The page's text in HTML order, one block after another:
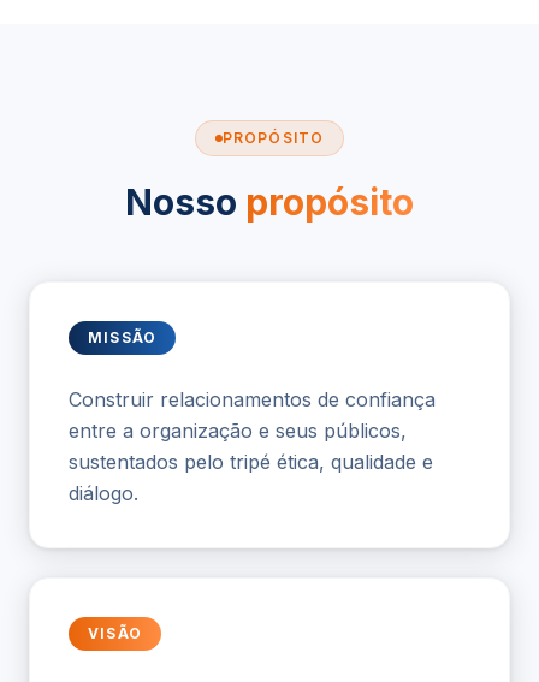
PROPÓSITO
Nosso propósito
MISSÃO
Construir relacionamentos de confiança
entre a organização e seus públicos,
sustentados pelo tripé ética, qualidade e
diálogo.
VISÃO